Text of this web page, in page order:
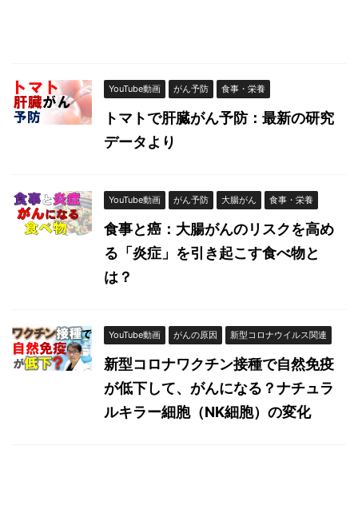
YouTube動画 がん予防 食事・栄養
トマトで肝臓がん予防：最新の研究
データより
YouTube動画 がん予防 大腸がん 食事・栄養
食事と癌：大腸がんのリスクを高め
る「炎症」を引き起こす食べ物と
は？
YouTube動画 がんの原因 新型コロナウイルス関連
新型コロナワクチン接種で自然免疫
が低下して、がんになる？ナチュラ
ルキラー細胞（NK細胞）の変化